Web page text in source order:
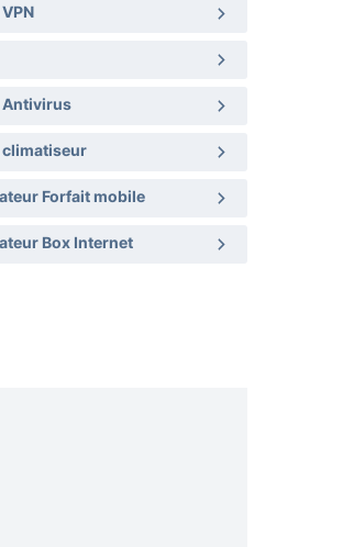
Antivirus
climatiseur
Forfait mobile
Box Internet